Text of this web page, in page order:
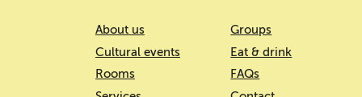
About us
Cultural events
Rooms
Groups
Eat & drink
FAQs